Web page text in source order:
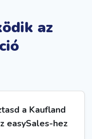
az
a Kaufland
easySales-hez